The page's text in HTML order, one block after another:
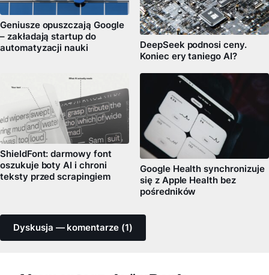
Geniusze opuszczają Google
– zakładają startup do
automatyzacji nauki
DeepSeek podnosi ceny.
Koniec ery taniego AI?
ShieldFont: darmowy font
oszukuje boty AI i chroni
teksty przed scrapingiem
Google Health synchronizuje
się z Apple Health bez
pośredników
Dyskusja — komentarze (1)